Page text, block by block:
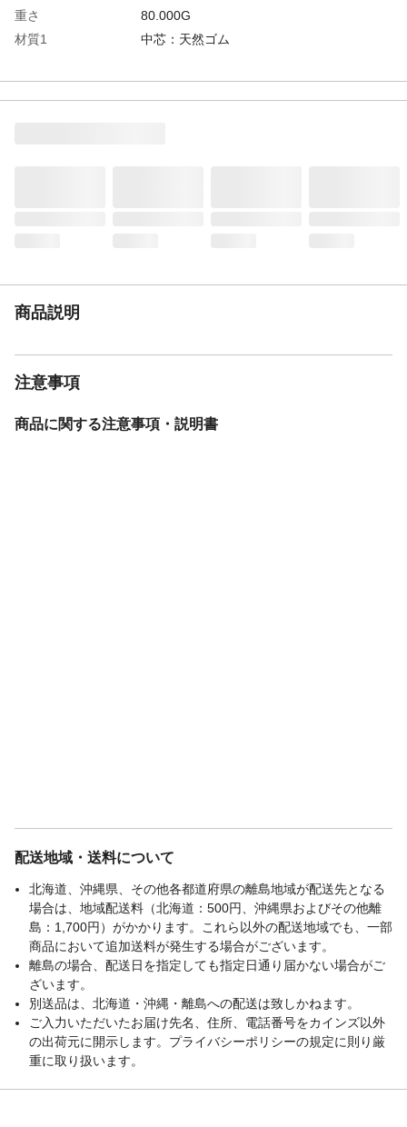
重さ
80.000G
材質1
中芯：天然ゴム
材質3
金具：スチール
商品説明
注意事項
商品に関する注意事項・説明書
配送地域・送料について
北海道、沖縄県、その他各都道府県の離島地域が配送先となる
場合は、地域配送料（北海道：500円、沖縄県およびその他離
島：1,700円）がかかります。これら以外の配送地域でも、一部
商品において追加送料が発生する場合がございます。
離島の場合、配送日を指定しても指定日通り届かない場合がご
ざいます。
別送品は、北海道・沖縄・離島への配送は致しかねます。
ご入力いただいたお届け先名、住所、電話番号をカインズ以外
の出荷元に開示します。プライバシーポリシーの規定に則り厳
重に取り扱います。